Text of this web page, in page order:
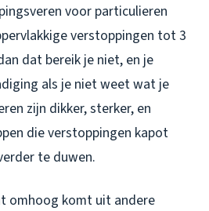
voor particulieren
verstoppingen tot 3
dat bereik je niet, en je
als je niet weet wat je
zijn dikker, sterker, en
die verstoppingen kapot
te duwen.
omhoog komt uit andere